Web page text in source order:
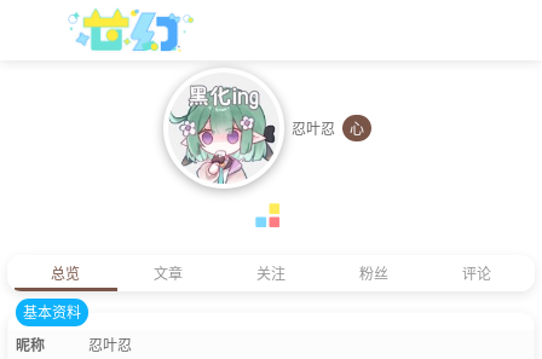
忍叶忍 心
总览 文章 关注 粉丝
评论
基本资料
昵称
忍叶忍